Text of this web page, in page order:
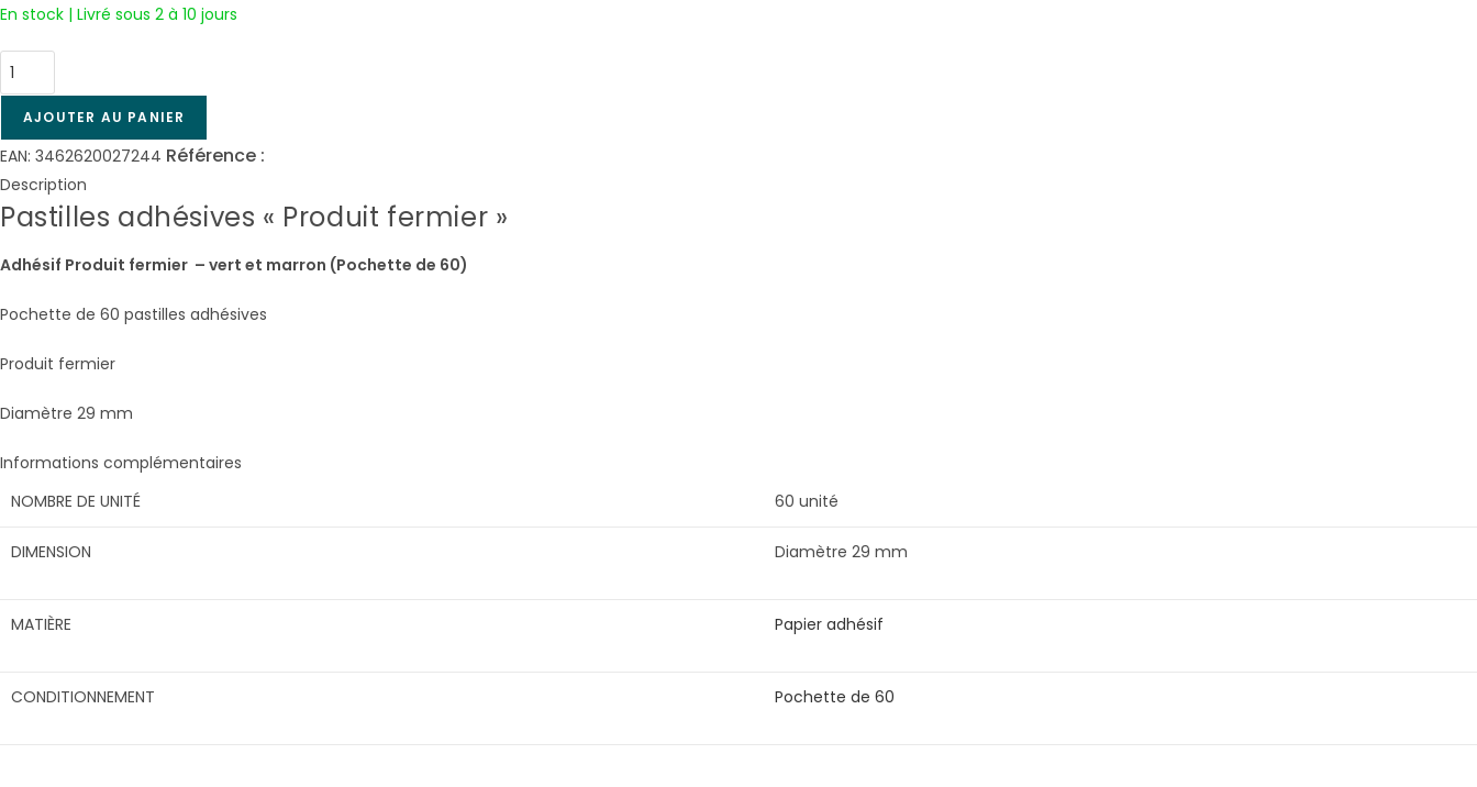
En stock | Livré sous 2 à 10 jours
quantité
de
Pastilles
adhésives
Produit
fermier
»
AJOUTER AU PANIER
EAN: 3462620027244 Référence :
Description
Pastilles adhésives « Produit fermier »
Adhésif Produit fermier – vert et marron (Pochette de 60)
Pochette de 60 pastilles adhésives
Produit fermier
Diamètre 29 mm
Informations complémentaires
NOMBRE DE UNITÉ
60 unité
DIMENSION Diamètre 29 mm
MATIÈRE Papier adhésif
CONDITIONNEMENT Pochette de 60